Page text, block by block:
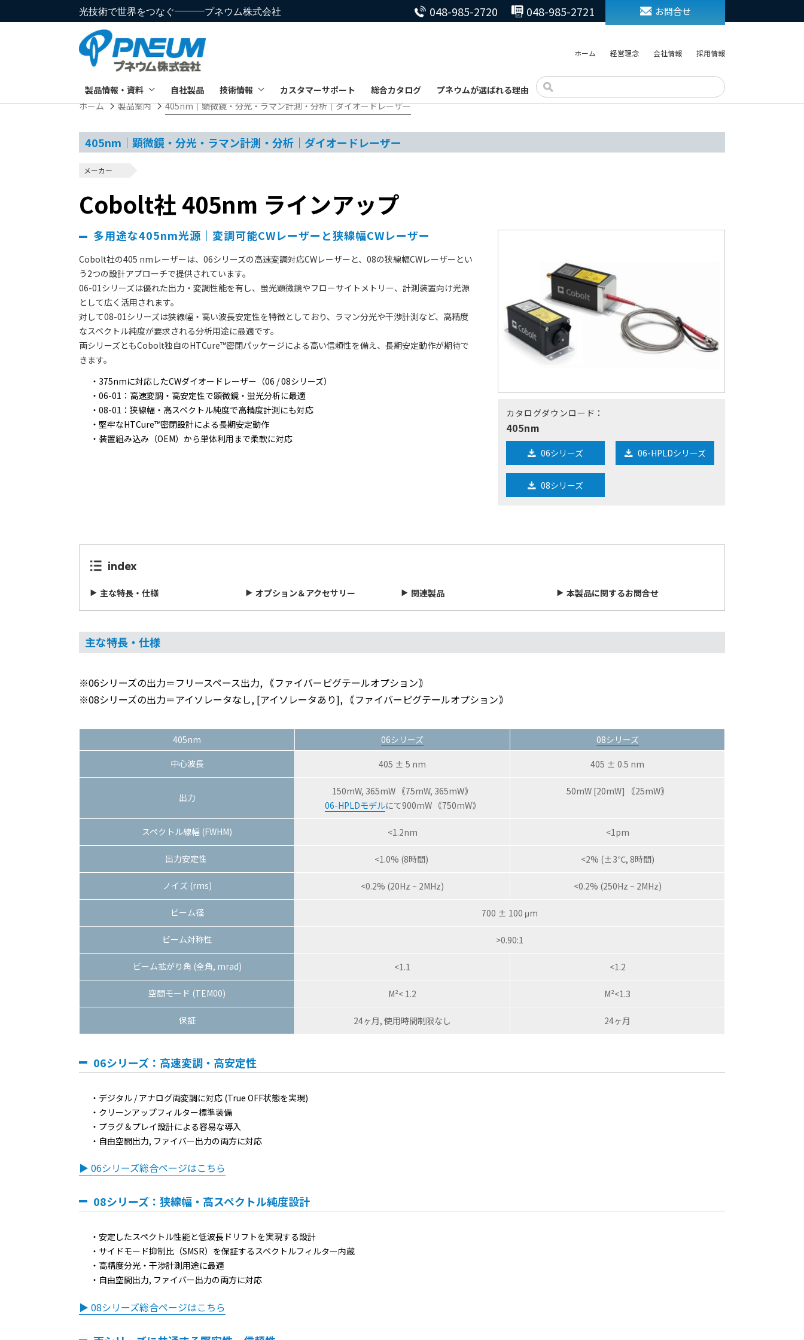
光技術で世界をつなぐ プネウム株式会社 048-985-2720 048-985-2721 お問合せ
製品情報・資料 自社製品 技術情報 カスタマーサポート 総合カタログ プネウムが選ばれる理由
ホーム 経営理念 会社情報 採用情報
ホーム 製品案内 405nm｜顕微鏡・分光・ラマン計測・分析｜ダイオードレーザー
405nm｜顕微鏡・分光・ラマン計測・分析｜ダイオードレーザー
メーカー
Cobolt社 405nm ラインアップ
多用途な405nm光源｜変調可能CWレーザーと狭線幅CWレーザー
Cobolt社の405 nmレーザーは、06シリーズの高速変調対応CWレーザーと、08の狭線幅CWレーザーとい
う2つの設計アプローチで提供されています。
06-01シリーズは優れた出力・変調性能を有し、蛍光顕微鏡やフローサイトメトリー、計測装置向け光源
として広く活用されます。
対して08-01シリーズは狭線幅・高い波長安定性を特徴としており、ラマン分光や干渉計測など、高精度
なスペクトル純度が要求される分析用途に最適です。
両シリーズともCobolt独自のHTCure™密閉パッケージによる高い信頼性を備え、長期安定動作が期待で
きます。
375nmに対応したCWダイオードレーザー（06 / 08シリーズ）
06-01：高速変調・高安定性で顕微鏡・蛍光分析に最適
08-01：狭線幅・高スペクトル純度で高精度計測にも対応
堅牢なHTCure™密閉設計による長期安定動作
装置組み込み（OEM）から単体利用まで柔軟に対応
カタログダウンロード：
405nm
06シリーズ 06-HPLDシリーズ
08シリーズ
index
主な特長・仕様 オプション＆アクセサリー 関連製品 本製品に関するお問合せ
主な特長・仕様
※06シリーズの出力＝フリースペース出力, ｟ファイバーピグテールオプション｠
※08シリーズの出力＝アイソレータなし, [アイソレータあり], ｟ファイバーピグテールオプション｠
405nm 06シリーズ
08シリーズ
中心波長
405 ± 5 nm 405 ± 0.5 nm
出力
150mW, 365mW ｟75mW, 365mW｠
06-HPLDモデルにて900mW ｟750mW｠
50mW [20mW] ｟25mW｠
スペクトル線幅 (FWHM) <1.2nm <1pm
出力安定性 <1.0% (8時間) <2% (±3℃, 8時間)
ノイズ (rms) <0.2% (20Hz ~ 2MHz) <0.2% (250Hz ~ 2MHz)
ビーム径 700 ± 100 μm
ビーム対称性 >0.90:1
ビーム拡がり角 (全角, mrad) <1.1 <1.2
空間モード (TEM00) M²< 1.2 M²<1.3
保証 24ヶ月, 使用時間制限なし 24ヶ月
06シリーズ：高速変調・高安定性
デジタル / アナログ両変調に対応 (True OFF状態を実現)
クリーンアップフィルター標準装備
プラグ＆プレイ設計による容易な導入
自由空間出力, ファイバー出力の両方に対応
▶ 06シリーズ総合ページはこちら
08シリーズ：狭線幅・高スペクトル純度設計
安定したスペクトル性能と低波長ドリフトを実現する設計
サイドモード抑制比（SMSR）を保証するスペクトルフィルター内蔵
高精度分光・干渉計測用途に最適
自由空間出力, ファイバー出力の両方に対応
▶ 08シリーズ総合ページはこちら